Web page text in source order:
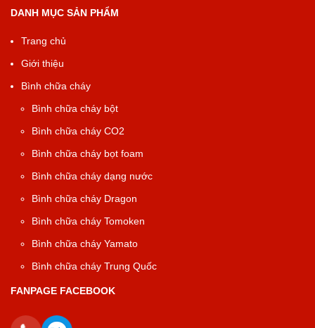
DANH MỤC SẢN PHẨM
Trang chủ
Giới thiệu
Bình chữa cháy
Bình chữa cháy bột
Bình chữa cháy CO2
Bình chữa cháy bọt foam
Bình chữa cháy dạng nước
Bình chữa cháy Dragon
Bình chữa cháy Tomoken
Bình chữa cháy Yamato
Bình chữa cháy Trung Quốc
FANPAGE FACEBOOK